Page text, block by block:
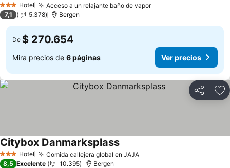
3 Estrellas
Hotel Acceso a un relajante baño de vapor
7,1 5.378 Bergen
De $ 270.654
Mira precios de 6 páginas Ver precios
Compartir
3 Estrellas
Hotel Comida callejera global en JAJA
Citybox Danmarksplass
8,5 Excelente 10.395 Bergen